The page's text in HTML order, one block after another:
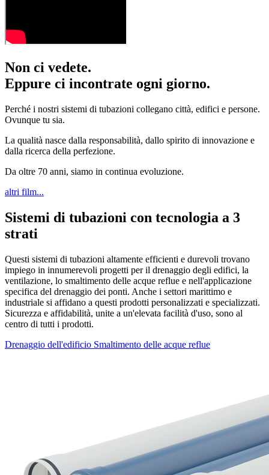
Non ci vedete.
Eppure ci incontrate ogni giorno.
Perché i nostri sistemi di tubazioni collegano città, edifici e persone.
Ovunque tu sia.
La qualità nasce dalla responsabilità, dallo spirito di innovazione e
dalla ricerca della perfezione.
Da oltre 70 anni, siamo in continua evoluzione.
altri film...
Sistemi di tubazioni con tecnologia a 3
strati
Questi sistemi di tubazioni altamente efficienti e durevoli trovano
impiego in innumerevoli progetti per il drenaggio degli edifici, la
ventilazione, lo smaltimento delle acque reflue e nell'applicazione
specifica del drenaggio dei ponti. Anche i settori marittimo e
industriale si affidano a questi prodotti personalizzati e specializzati.
Sicurezza e affidabilità, unite a un'elevata facilità d'uso, sono al
centro di tutti i prodotti.
Drenaggio dell'edificio Smaltimento delle acque reflue